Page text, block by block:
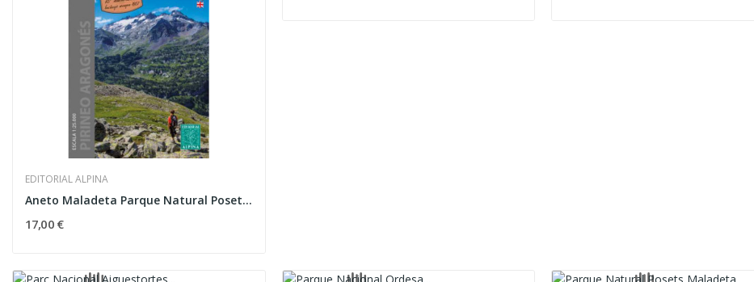
EDITORIAL ALPINA
Aneto Maladeta Parque Natural Posets-Maladeta...
17,00 €